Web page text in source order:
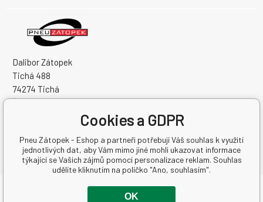
Dalibor Zátopek
Tichá 488
74274 Tichá
Česká Republika
DIČ: CZ7504094994
Copyright © 2026 Dalibor Zátopek
Cookies a GDPR
Pneu Zátopek - Eshop a partneři potřebují Váš souhlas k využití
jednotlivých dat, aby Vám mimo jiné mohli ukazovat informace
týkající se Vašich zájmů pomocí personalizace reklam. Souhlas
udělíte kliknutím na políčko "Ano, souhlasím".
OK